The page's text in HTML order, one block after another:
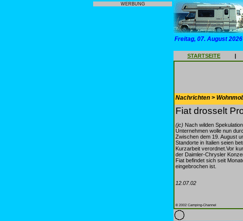
WERBUNG
Freitag, 07. August 2026
STARTSEITE |
Nachrichten >
Fiat drosselt
(jc) Nach wilden
Unternehmen wolle nun
Zwischen dem 19. August
Standorte in Italien seien
Kurzarbeit verordnet.Vor
der Daimler-Chrysler
Fiat befindet sich seit
eingebrochen ist.
12.07.02
© 2002 Camping-Channel